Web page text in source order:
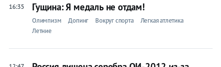
16:35 Гущина: Я медаль не отдам!
Олимпизм Допинг Вокруг спорта
Легкая атлетика
Летние
Букмекеры
Теннис